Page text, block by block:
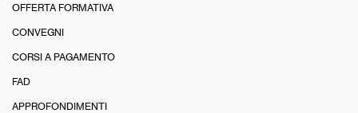
OFFERTA FORMATIVA
CONVEGNI
CORSI A PAGAMENTO
FAD
APPROFONDIMENTI